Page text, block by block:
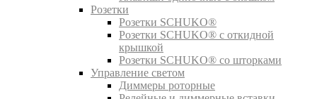
Розетки
Розетки SCHUKO®
Розетки SCHUKO® с откидной
крышкой
Розетки SCHUKO® со шторками
Управление светом
Диммеры роторные